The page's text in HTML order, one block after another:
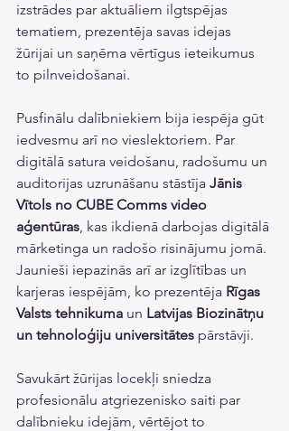
izstrādes par aktuāliem ilgtspējas
tematiem, prezentēja savas idejas
žūrijai un saņēma vērtīgus ieteikumus
to pilnveidošanai.
Pusfinālu dalībniekiem bija iespēja gūt
iedvesmu arī no vieslektoriem. Par
digitālā satura veidošanu, radošumu un
auditorijas uzrunāšanu stāstīja Jānis
Vītols no CUBE Comms video
aģentūras, kas ikdienā darbojas digitālā
mārketinga un radošo risinājumu jomā.
Jaunieši iepazinās arī ar izglītības un
karjeras iespējām, ko prezentēja Rīgas
Valsts tehnikuma un Latvijas Biozinātņu
un tehnoloģiju universitātes pārstāvji.
Savukārt žūrijas locekļi sniedza
profesionālu atgriezenisko saiti par
dalībnieku idejām, vērtējot to